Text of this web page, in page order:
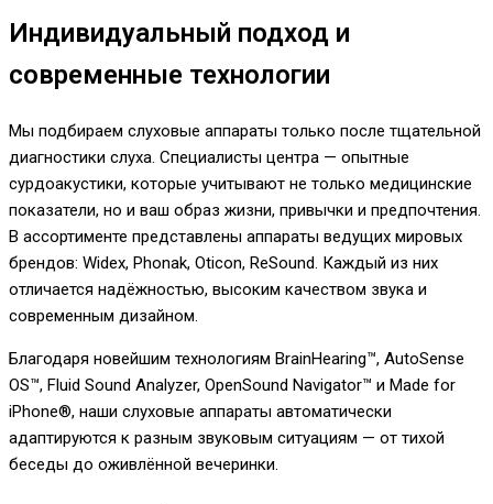
Индивидуальный подход и
современные технологии
Мы подбираем слуховые аппараты только после тщательной
диагностики слуха. Специалисты центра — опытные
сурдоакустики, которые учитывают не только медицинские
показатели, но и ваш образ жизни, привычки и предпочтения.
В ассортименте представлены аппараты ведущих мировых
брендов: Widex, Phonak, Oticon, ReSound. Каждый из них
отличается надёжностью, высоким качеством звука и
современным дизайном.
Благодаря новейшим технологиям BrainHearing™, AutoSense
OS™, Fluid Sound Analyzer, OpenSound Navigator™ и Made for
iPhone®, наши слуховые аппараты автоматически
адаптируются к разным звуковым ситуациям — от тихой
беседы до оживлённой вечеринки.